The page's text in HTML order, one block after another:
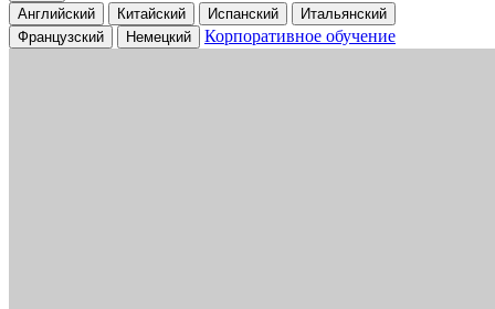
Английский
Китайский Испанский
Итальянский
Французский
Немецкий Корпоративное обучение